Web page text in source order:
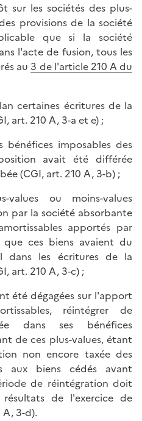
sur les sociétés des plus-
provisions de la société
que si la société
l'acte de fusion, tous les
au 3 de l'article 210 A du
certaines écritures de la
art. 210 A, 3-a et e) ;
bénéfices imposables des
avait été différée
(CGI, art. 210 A, 3-b) ;
ou moins-values
par la société absorbante
apportés par
ces biens avaient du
dans les écritures de la
art. 210 A, 3-c) ;
été dégagées sur l'apport
réintégrer de
dans ses bénéfices
de ces plus-values, étant
non encore taxée des
aux biens cédés avant
de réintégration doit
de l'exercice de
A, 3-d).